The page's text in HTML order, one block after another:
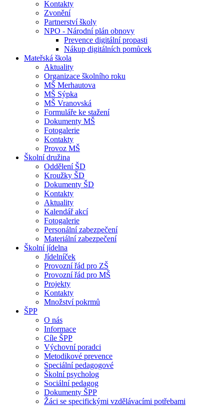
Kontakty
Zvonění
Partnerství školy
NPO - Národní plán obnovy
Prevence digitální propasti
Nákup digitálních pomůcek
Mateřská škola
Aktuality
Organizace školního roku
MŠ Merhautova
MŠ Sýpka
MŠ Vranovská
Formuláře ke stažení
Dokumenty MŠ
Fotogalerie
Kontakty
Provoz MŠ
Školní družina
Oddělení ŠD
Kroužky ŠD
Dokumenty ŠD
Kontakty
Aktuality
Kalendář akcí
Fotogalerie
Personální zabezpečení
Materiální zabezpečení
Školní jídelna
Jídelníček
Provozní řád pro ZŠ
Provozní řád pro MŠ
Projekty
Kontakty
Množství pokrmů
ŠPP
O nás
Informace
Cíle ŠPP
Výchovní poradci
Metodikové prevence
Speciální pedagogové
Školní psycholog
Sociální pedagog
Dokumenty ŠPP
Žáci se specifickými vzdělávacími potřebami